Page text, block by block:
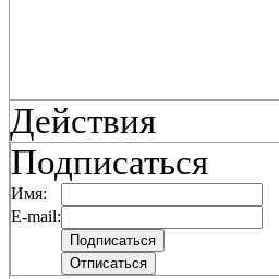
Действия
Подписаться
Имя:
E-mail: